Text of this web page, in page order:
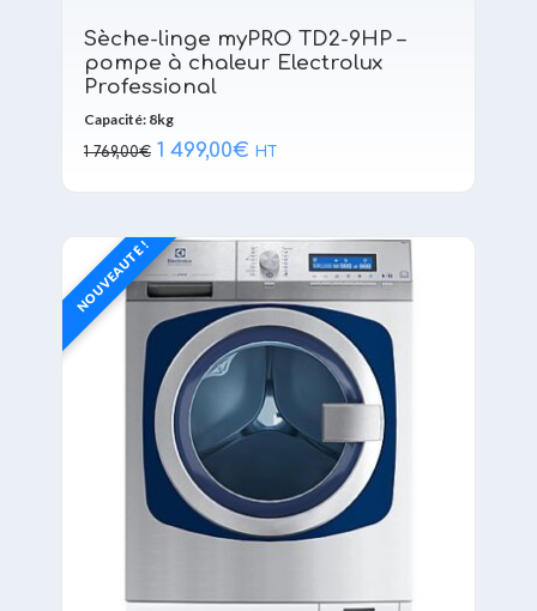
Sèche-linge myPRO TD2-9HP –
pompe à chaleur Electrolux
Professional
Capacité: 8kg
1 769,00€ Le
1 769,00€.
1 499,00€ Le
1 499,00€.
HT
NOUVEAUTÉ !